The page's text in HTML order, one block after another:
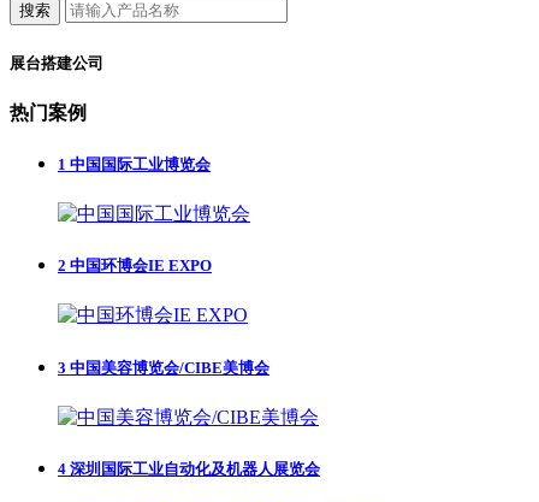
搜索
展台搭建公司
热门案例
1 中国国际工业博览会
2 中国环博会IE EXPO
3 中国美容博览会/CIBE美博会
4 深圳国际工业自动化及机器人展览会